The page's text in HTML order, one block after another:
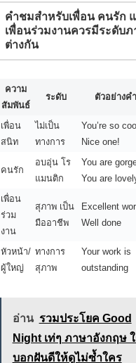
คำชมสำหรับเพื่อน คนรัก
เพื่อนร่วมงานควรมีระดับภ
ต่างกัน
ความ
สัมพันธ์
ระดับ ตัวอย่างค
เพื่อน
สนิท
ไม่เป็น
ทางการ
You’re so
Nice one!
คนรัก
อบอุ่น โร
แมนติก
You are
You are
เพื่อน
ร่วม
งาน
สุภาพ เป็น
มืออาชีพ
Excellent
Well done
หัวหน้า/
ผู้ใหญ่
ทางการ
สุภาพ
Your work is
outstanding
อ่าน รวมประโยค Good
Night เท่ๆ ภาษาอังกฤษ
บอกฝันดีให้ดูไม่ซ้ำใคร